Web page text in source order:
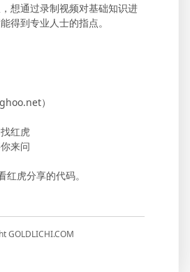
想通过录制视频对基础知识进
得到专业人士的指点。
）
红虎
来问
红虎分享的代码。
GOLDLICHI.COM